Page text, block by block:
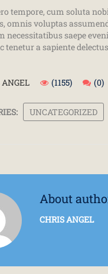
tempore, cum soluta
omnis voluptas
necessitatibus saepe
tenetur a sapiente
ANGEL (1155) (0)
UNCATEGORIZED
About
CHRIS ANGEL